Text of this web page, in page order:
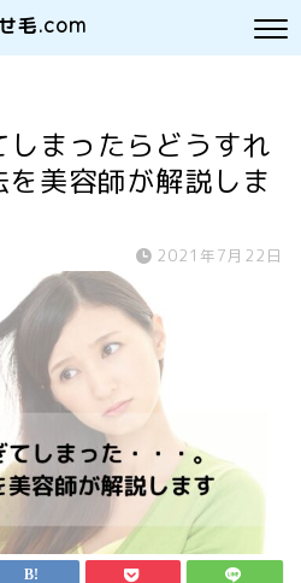
毛.com
まったらどうすれ
美容師が解説しま
2021年7月22日